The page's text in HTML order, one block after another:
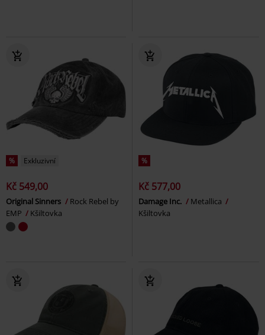
% Exkluzivní
Kč 549,00
Original Sinners
Rock Rebel by
EMP
Kšiltovka
%
Kč 577,00
Damage Inc.
Metallica
Kšiltovka